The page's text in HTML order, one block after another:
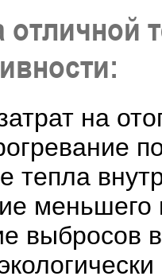
на
тепла
меньшего
выбросов